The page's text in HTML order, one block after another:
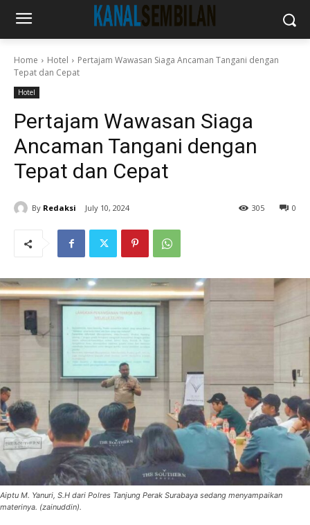
Home Hotel
Pertajam Wawasan Siaga Ancaman Tangani dengan
Tepat dan Cepat
Hotel
Pertajam Wawasan Siaga
Ancaman Tangani dengan
Tepat dan Cepat
By Redaksi July 10, 2024 0
305
Aiptu M. Yanuri, S.H dari Polres Tanjung Perak Surabaya sedang menyampaikan
materinya. (zainuddin).